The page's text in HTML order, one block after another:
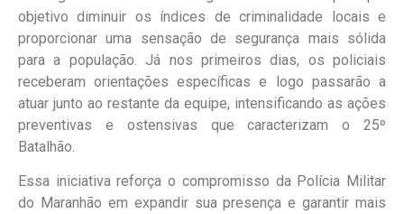
objetivo diminuir os índices de criminalidade locais e
proporcionar uma sensação de segurança mais sólida
para a população. Já nos primeiros dias, os policiais
receberam orientações específicas e logo passarão a
atuar junto ao restante da equipe, intensificando as ações
preventivas e ostensivas que caracterizam o 25º
Batalhão.
Essa iniciativa reforça o compromisso da Polícia Militar
do Maranhão em expandir sua presença e garantir mais